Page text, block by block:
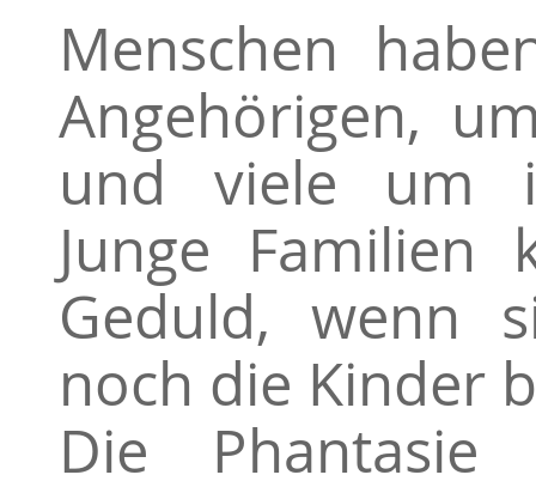
Menschen
Angehörigen,
und viele um
Junge
Geduld, wenn
noch die Kinder
Die